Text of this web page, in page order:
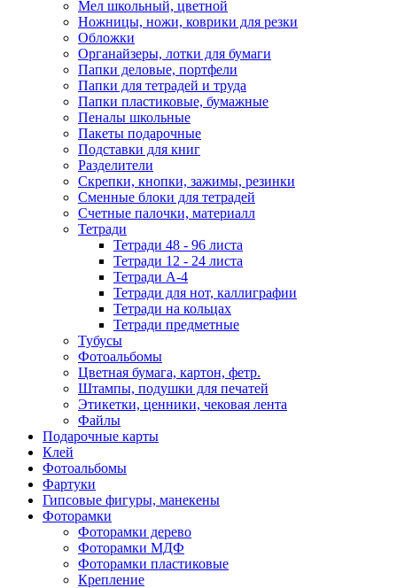
Мел школьный, цветной
Ножницы, ножи, коврики для резки
Обложки
Органайзеры, лотки для бумаги
Папки деловые, портфели
Папки для тетрадей и труда
Папки пластиковые, бумажные
Пеналы школьные
Пакеты подарочные
Подставки для книг
Разделители
Скрепки, кнопки, зажимы, резинки
Сменные блоки для тетрадей
Счетные палочки, материалл
Тетради
Тетради 48 - 96 листа
Тетради 12 - 24 листа
Тетради А-4
Тетради для нот, каллиграфии
Тетради на кольцах
Тетради предметные
Тубусы
Фотоальбомы
Цветная бумага, картон, фетр.
Штампы, подушки для печатей
Этикетки, ценники, чековая лента
Файлы
Подарочные карты
Клей
Фотоальбомы
Фартуки
Гипсовые фигуры, манекены
Фоторамки
Фоторамки дерево
Фоторамки МДФ
Фоторамки пластиковые
Крепление